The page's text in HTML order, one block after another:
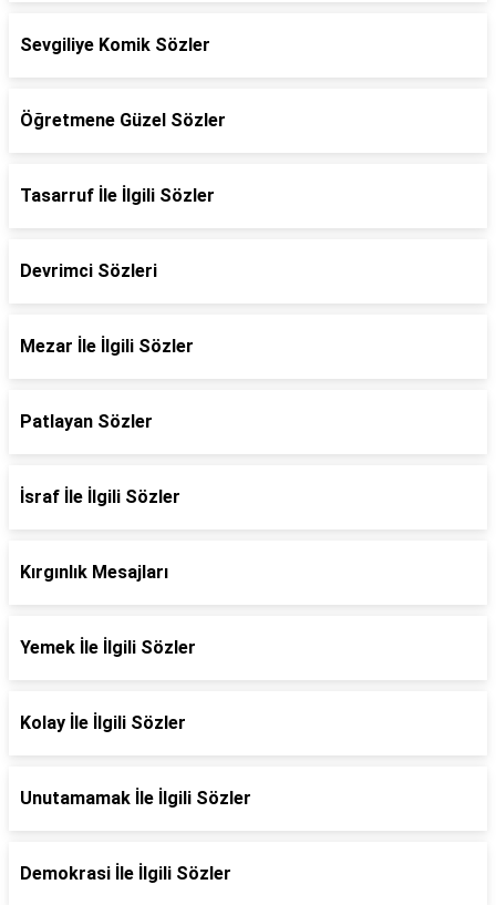
Sevgiliye Komik Sözler
Öğretmene Güzel Sözler
Tasarruf İle İlgili Sözler
Devrimci Sözleri
Mezar İle İlgili Sözler
Patlayan Sözler
İsraf İle İlgili Sözler
Kırgınlık Mesajları
Yemek İle İlgili Sözler
Kolay İle İlgili Sözler
Unutamamak İle İlgili Sözler
Demokrasi İle İlgili Sözler